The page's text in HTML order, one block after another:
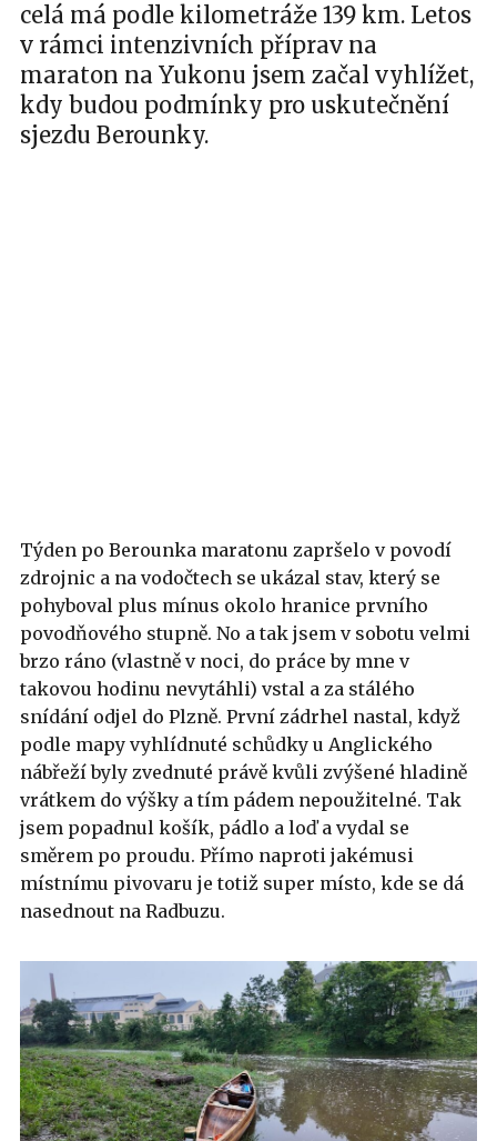
celá má podle kilometráže 139 km. Letos
v rámci intenzivních příprav na
maraton na Yukonu jsem začal vyhlížet,
kdy budou podmínky pro uskutečnění
sjezdu Berounky.
Týden po Berounka maratonu zapršelo v povodí
zdrojnic a na vodočtech se ukázal stav, který se
pohyboval plus mínus okolo hranice prvního
povodňového stupně. No a tak jsem v sobotu velmi
brzo ráno (vlastně v noci, do práce by mne v
takovou hodinu nevytáhli) vstal a za stálého
snídání odjel do Plzně. První zádrhel nastal, když
podle mapy vyhlídnuté schůdky u Anglického
nábřeží byly zvednuté právě kvůli zvýšené hladině
vrátkem do výšky a tím pádem nepoužitelné. Tak
jsem popadnul košík, pádlo a loď a vydal se
směrem po proudu. Přímo naproti jakémusi
místnímu pivovaru je totiž super místo, kde se dá
nasednout na Radbuzu.